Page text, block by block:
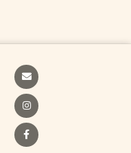
Envelope
Instagram
Facebook-
f